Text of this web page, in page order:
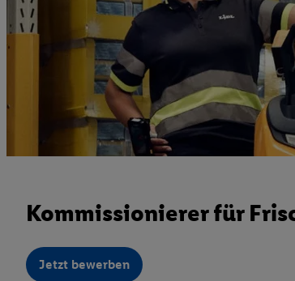
Kommissionierer für
Jetzt bewerben